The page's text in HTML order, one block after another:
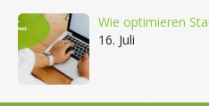
Wie optimieren
16. Juli